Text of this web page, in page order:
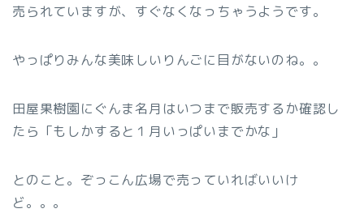
売られていますが、すぐなくなっちゃうようです。
やっぱりみんな美味しいりんごに目がないのね。。
田屋果樹園にぐんま名月はいつまで販売するか確認し
たら「もしかすると１月いっぱいまでかな」
とのこと。ぞっこん広場で売っていればいいけ
ど。。。